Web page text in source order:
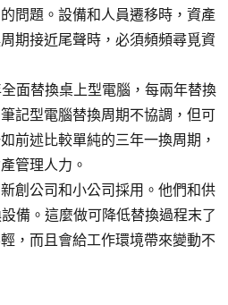
問題。設備和人員遷移時，資產
期接近尾聲時，必須頻頻尋覓資
面替換桌上型電腦，每兩年替換
記型電腦替換周期不協調，但可
前述比較單純的三年一換周期，
管理人力。
創公司和小公司採用。他們和供
備。這麼做可降低替換過程末了
，而且會給工作環境帶來變動不